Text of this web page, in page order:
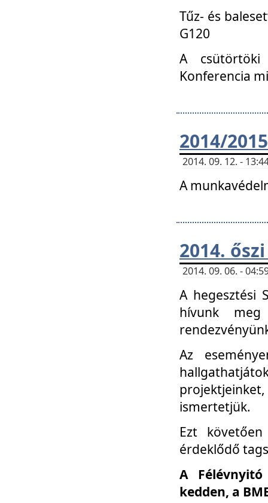
Tűz- és
G120
A csütörtöki
Konferencia
2014/
2014. 09. 12. -
A
2014.
2014. 09. 06. -
A hegesztési
hívunk
Az
ismertetjük.
Ezt
érdeklődő
A
kedden, a